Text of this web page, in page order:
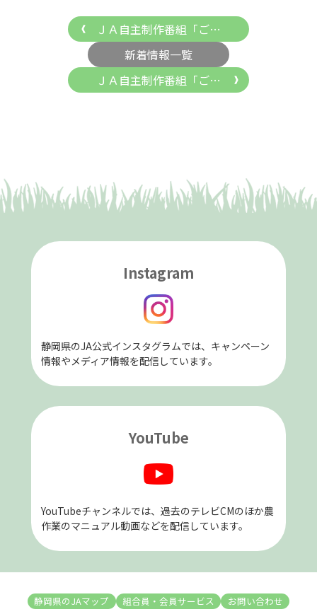
ＪＡ自主制作番組「ご…
新着情報一覧
ＪＡ自主制作番組「ご…
Instagram
静岡県のJA公式インスタグラムでは、キャンペーン
情報やメディア情報を配信しています。
YouTube
YouTubeチャンネルでは、過去のテレビCMのほか農
作業のマニュアル動画などを配信しています。
静岡県のJAマップ 組合員・会員サービス お問い合わせ